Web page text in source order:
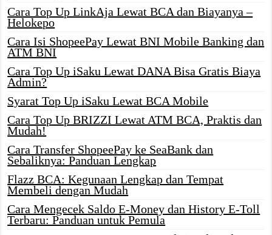
Cara Top Up LinkAja Lewat BCA dan Biayanya –
Helokepo
Cara Isi ShopeePay Lewat BNI Mobile Banking dan
ATM BNI
Cara Top Up iSaku Lewat DANA Bisa Gratis Biaya
Admin?
Syarat Top Up iSaku Lewat BCA Mobile
Cara Top Up BRIZZI Lewat ATM BCA, Praktis dan
Mudah!
Cara Transfer ShopeePay ke SeaBank dan
Sebaliknya: Panduan Lengkap
Flazz BCA: Kegunaan Lengkap dan Tempat
Membeli dengan Mudah
Cara Mengecek Saldo E-Money dan History E-Toll
Terbaru: Panduan untuk Pemula